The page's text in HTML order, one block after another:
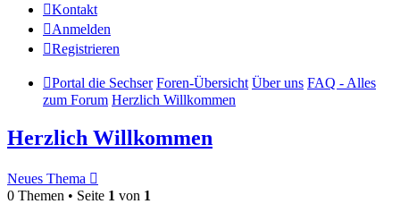
Kontakt
Anmelden
Registrieren
Portal die Sechser Foren-Übersicht Über uns FAQ - Alles
zum Forum Herzlich Willkommen
Herzlich Willkommen
Neues Thema
0 Themen • Seite 1 von 1